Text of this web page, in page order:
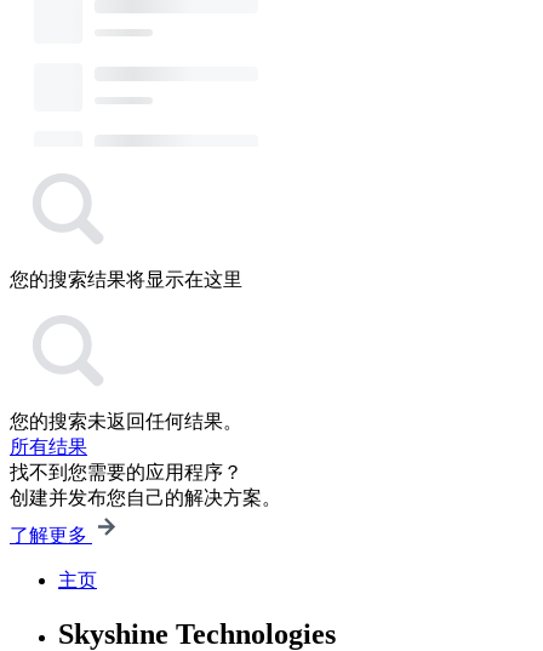
您的搜索结果将显示在这里
您的搜索未返回任何结果。
所有结果
找不到您需要的应用程序？
创建并发布您自己的解决方案。
了解更多
主页
Skyshine Technologies